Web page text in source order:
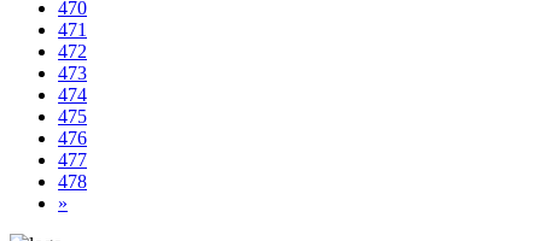
470
471
472
473
474
475
476
477
478
»